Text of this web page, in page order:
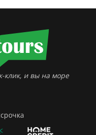
клик, и вы на море